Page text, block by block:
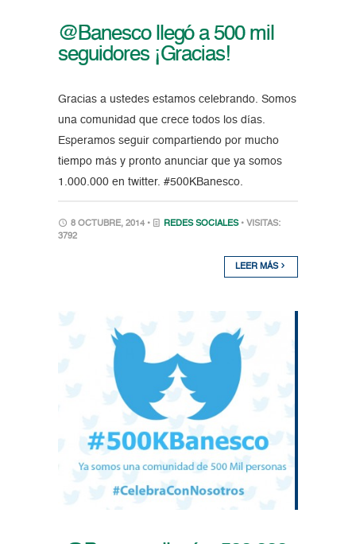
@Banesco llegó a 500 mil
seguidores ¡Gracias!
Gracias a ustedes estamos celebrando. Somos
una comunidad que crece todos los días.
Esperamos seguir compartiendo por mucho
tiempo más y pronto anunciar que ya somos
1.000.000 en twitter. #500KBanesco.
8 OCTUBRE, 2014 • REDES SOCIALES • VISITAS:
3792
LEER MÁS